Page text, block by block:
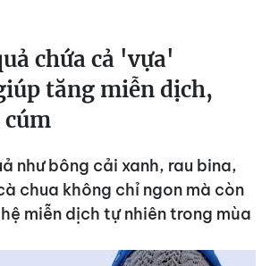
chứa cả 'vựa'
tăng miễn dịch,
cúm
như bông cải xanh, rau bina,
chua không chỉ ngon mà còn
miễn dịch tự nhiên trong mùa